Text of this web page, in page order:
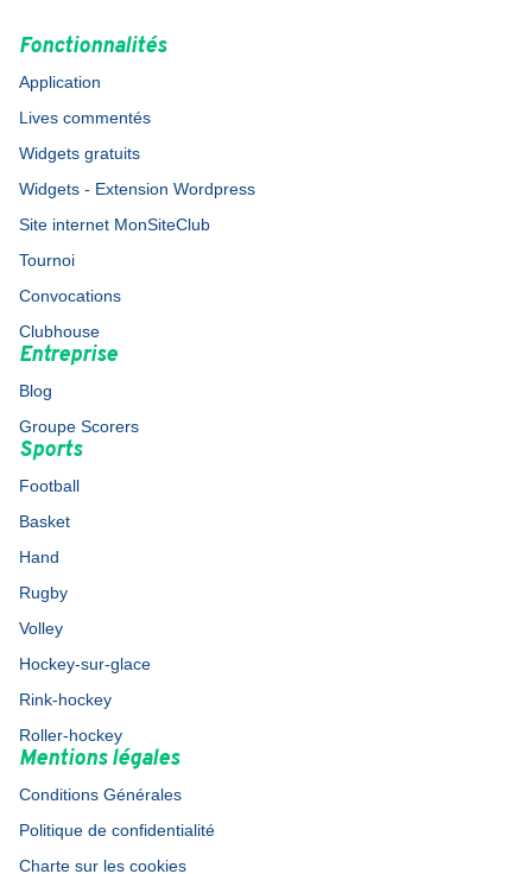
Fonctionnalités
Application
Lives commentés
Widgets gratuits
Widgets - Extension Wordpress
Site internet MonSiteClub
Tournoi
Convocations
Clubhouse
Entreprise
Blog
Groupe Scorers
Sports
Football
Basket
Hand
Rugby
Volley
Hockey-sur-glace
Rink-hockey
Roller-hockey
Mentions légales
Conditions Générales
Politique de confidentialité
Charte sur les cookies